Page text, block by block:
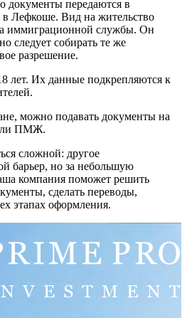
документы передаются в
Лефкоше. Вид на жительство
иммиграционной службы. Он
следует собирать те же
разрешение.
лет. Их данные подкрепляются к
можно подавать документы на
ПМЖ.
сложной: другое
барьер, но за небольшую
компания поможет решить
сделать переводы,
этапах оформления.